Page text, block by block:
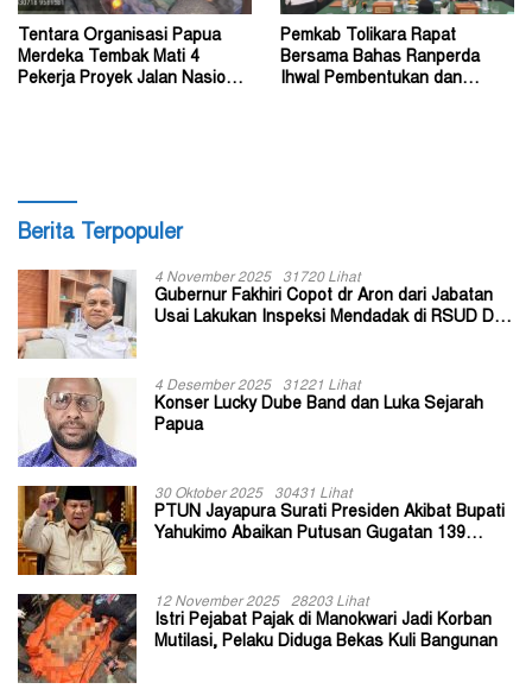
Tentara Organisasi Papua
Merdeka Tembak Mati 4
Pekerja Proyek Jalan Nasional
Pemkab Tolikara Rapat
Bersama Bahas Ranperda
Ihwal Pembentukan dan
Berita Terpopuler
4 November 2025 31720 Lihat
Gubernur Fakhiri Copot dr Aron dari Jabatan
Usai Lakukan Inspeksi Mendadak di RSUD Dok
4 Desember 2025 31221 Lihat
Konser Lucky Dube Band dan Luka Sejarah
Papua
30 Oktober 2025 30431 Lihat
PTUN Jayapura Surati Presiden Akibat Bupati
Yahukimo Abaikan Putusan Gugatan 139
12 November 2025 28203 Lihat
Istri Pejabat Pajak di Manokwari Jadi Korban
Mutilasi, Pelaku Diduga Bekas Kuli Bangunan